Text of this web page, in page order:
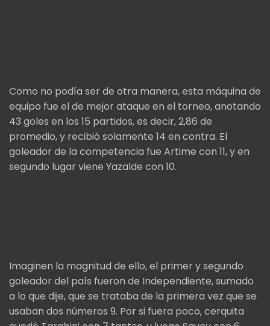
Como no podía ser de otra manera, esta máquina de
equipo fue el de mejor ataque en el torneo, anotando
43 goles en los 15 partidos, es decir, 2,86 de
promedio, y recibió solamente 14 en contra. El
goleador de la competencia fue Artime con 11, y en
segundo lugar viene Yazalde con 10.
Imaginen la magnitud de ello, el primer y segundo
goleador del país fueron de Independiente, sumado
a lo que dije, que se trataba de la primera vez que se
usaban dos números 9. Por si fuera poco, cerquita